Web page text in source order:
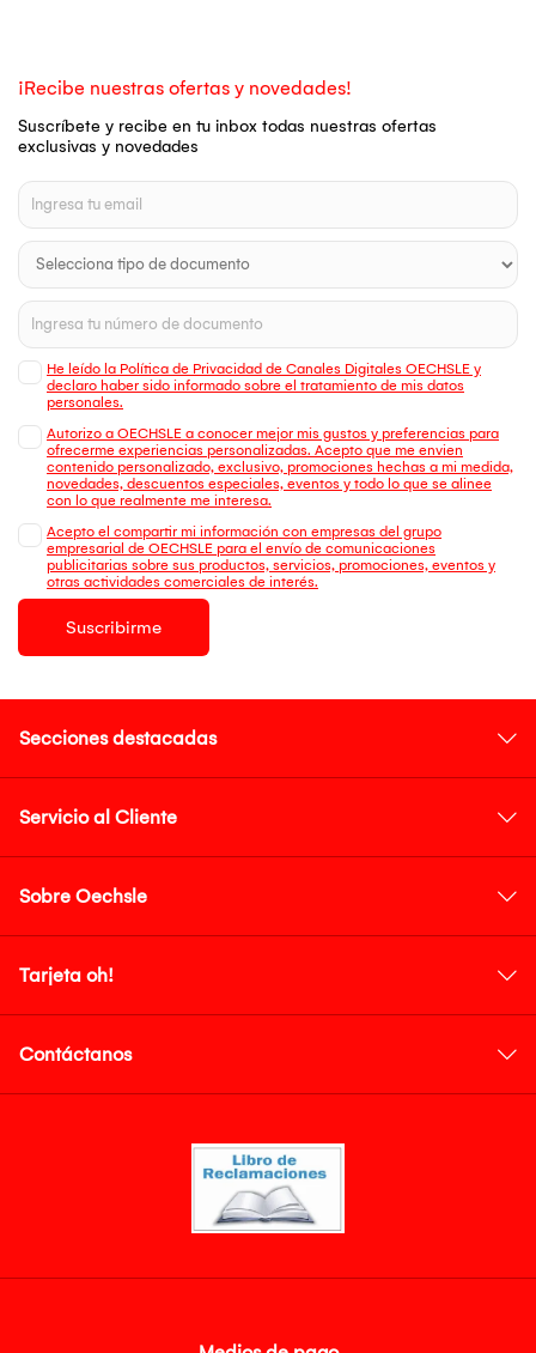
¡Recibe nuestras ofertas y novedades!
Suscríbete y recibe en tu inbox todas nuestras ofertas
exclusivas y novedades
He leído la Política de Privacidad de Canales Digitales OECHSLE y
declaro haber sido informado sobre el tratamiento de mis datos
personales.
Autorizo a OECHSLE a conocer mejor mis gustos y preferencias para
ofrecerme experiencias personalizadas. Acepto que me envien
contenido personalizado, exclusivo, promociones hechas a mi medida,
novedades, descuentos especiales, eventos y todo lo que se alinee
con lo que realmente me interesa.
Acepto el compartir mi información con empresas del grupo
empresarial de OECHSLE para el envío de comunicaciones
publicitarias sobre sus productos, servicios, promociones, eventos y
otras actividades comerciales de interés.
Suscribirme
Secciones destacadas
Servicio al Cliente
Sobre Oechsle
Tarjeta oh!
Contáctanos